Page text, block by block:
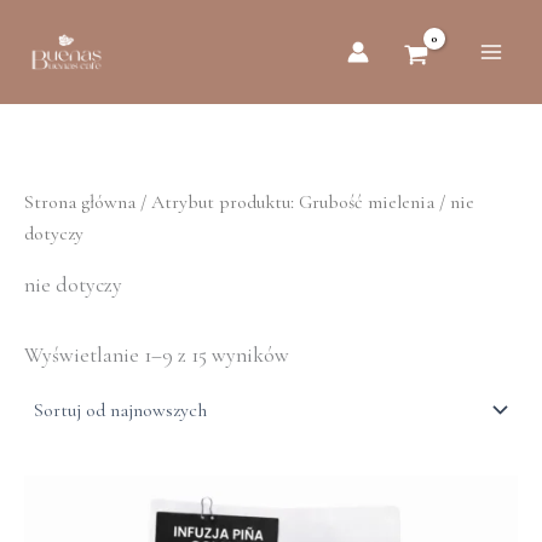
Strona główna / Atrybut produktu: Grubość mielenia / nie
dotyczy
nie dotyczy
Wyświetlanie 1–9 z 15 wyników
najnowszych
Ten
produkt